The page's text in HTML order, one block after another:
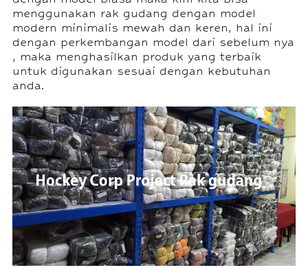
menggunakan rak gudang dengan model
modern minimalis mewah dan keren, hal ini
dengan perkembangan model dari sebelum nya
, maka menghasilkan produk yang terbaik
untuk digunakan sesuai dengan kebutuhan
anda.